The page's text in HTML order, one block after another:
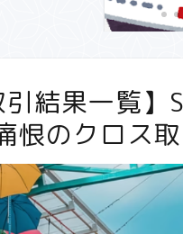
結果一覧】
のクロス取